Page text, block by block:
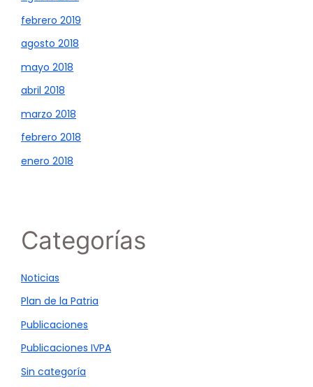
febrero 2019
agosto 2018
mayo 2018
abril 2018
marzo 2018
febrero 2018
enero 2018
Categorías
Noticias
Plan de la Patria
Publicaciones
Publicaciones IVPA
Sin categoría